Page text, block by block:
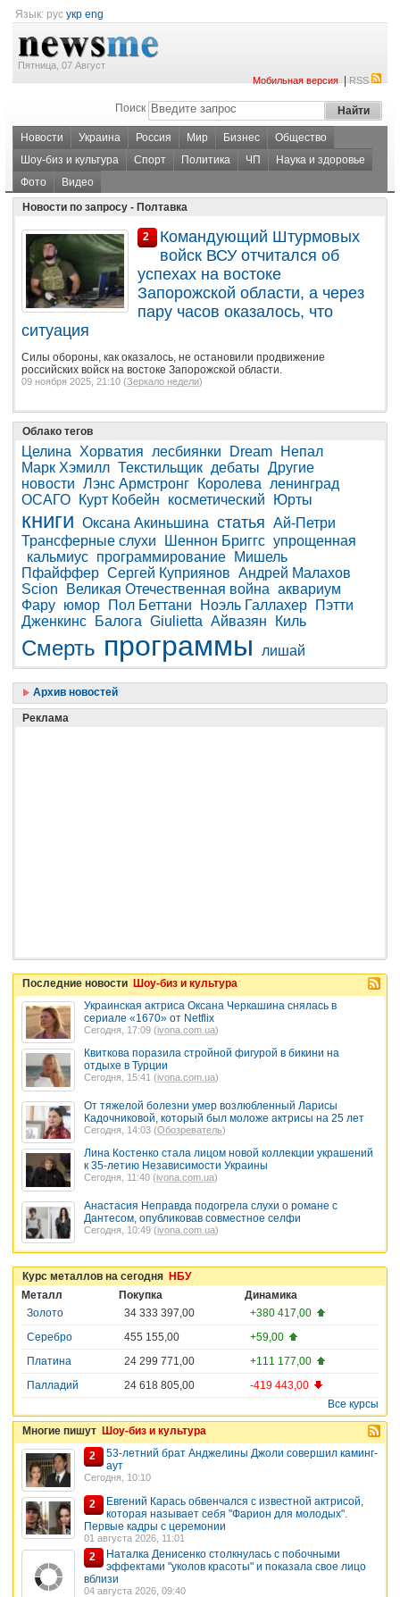
Язык: рус укр eng
Пятница, 07 Август
Мобильная версия|RSS
Поиск
Новости Украина Россия Мир Бизнес
Общество
Шоу-биз и культура
Спорт Политика ЧП
Наука и здоровье
Фото
Видео
Новости по запросу - Полтавка
2
Командующий Штурмовых
войск ВСУ отчитался об
успехах на востоке
Запорожской области, а через
пару часов оказалось, что
ситуация
Силы обороны, как оказалось, не остановили продвижение
российских войск на востоке Запорожской области.
09 ноября 2025, 21:10 (Зеркало недели)
Облако тегов
Целина Хорватия лесбиянки Dream
Непал
Марк Хэмилл Текстильщик дебаты Другие
новости Лэнс Армстронг Королева
ленинград
ОСАГО
Курт Кобейн косметический Юрты
книги Оксана Акиньшина статья Ай-Петри
Трансферные слухи
Шеннон Бриггс упрощенная
кальмиус программирование
Мишель
Пфайффер Сергей Куприянов Андрей Малахов
Scion
Великая Отечественная война аквариум
Фару юмор Пол Беттани Ноэль Галлахер
Пэтти
Дженкинс
Балога Giulietta Айвазян Киль
Смерть программы лишай
Архив новостей
Реклама
Последние новости Шоу-биз и культура
Украинская актриса Оксана Черкашина снялась в
сериале «1670» от Netflix
Сегодня, 17:09 (ivona.com.ua)
Квиткова поразила стройной фигурой в бикини на
отдыхе в Турции
Сегодня, 15:41 (ivona.com.ua)
От тяжелой болезни умер возлюбленный Ларисы
Кадочниковой, который был моложе актрисы на 25 лет
Сегодня, 14:03 (Обозреватель)
Лина Костенко стала лицом новой коллекции украшений
к 35-летию Независимости Украины
Сегодня, 11:40 (ivona.com.ua)
Анастасия Неправда подогрела слухи о романе с
Дантесом, опубликовав совместное селфи
Сегодня, 10:49 (ivona.com.ua)
Курс металлов на сегодня НБУ
Металл
Покупка
Динамика
Золото
34 333 397,00
+380 417,00
Серебро
455 155,00
+59,00
Платина
24 299 771,00
+111 177,00
Палладий
24 618 805,00
-419 443,00
Все курсы
Многие пишут Шоу-биз и культура
2
53-летний брат Анджелины Джоли совершил каминг-
аут
Сегодня, 10:10
2
Евгений Карась обвенчался с известной актрисой,
которая называет себя "Фарион для молодых".
Первые кадры с церемонии
01 августа 2026, 11:01
2
Наталка Денисенко столкнулась с побочными
эффектами "уколов красоты" и показала свое лицо
вблизи
04 августа 2026, 09:40